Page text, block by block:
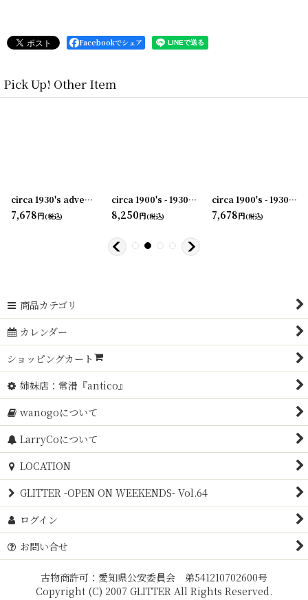
Facebookでシェア
Pick Up! Other Item
02] [231003-04]
circa 1930's advertising clip THE F.BISSELL COMPANY TOLEDO [
7,678円(税込)
circa 1900's - 1930's Advertising Clip COAL AND COKE...
8,250円(税込)
circa 1900's - 1930's Advertising Clip NORWICH・UNION...
7,678円(税込)
商品カテゴリ
カレンダー
ショッピングカート
姉妹店：常滑『antico』
wanogoについて
LarryCoについて
LOCATION
GLITTER -OPEN ON WEEKENDS- Vol.64
ログイン
お問い合せ
古物商許可：愛知県公安委員会 弟541210702600号
Copyright (C) 2007 GLITTER All Rights Reserved.